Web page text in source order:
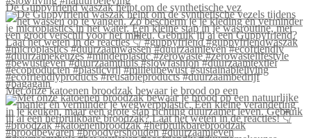
De Guppyfriend waszak helpt om de synthetische vez
Met onze katoenen broodzak bewaar je brood op een